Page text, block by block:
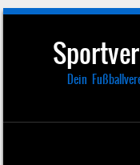
Dein